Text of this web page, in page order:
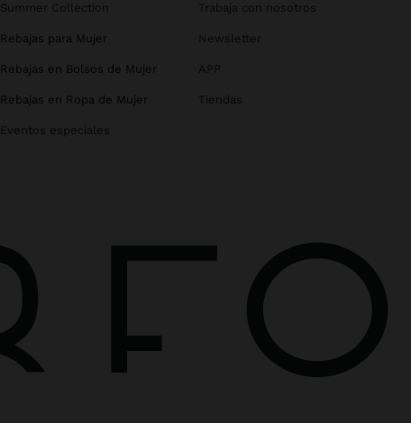
Summer Collection
Rebajas para Mujer
Rebajas en Bolsos de Mujer
Rebajas en Ropa de Mujer
Eventos especiales
Trabaja con nosotros
Newsletter
APP
Tiendas